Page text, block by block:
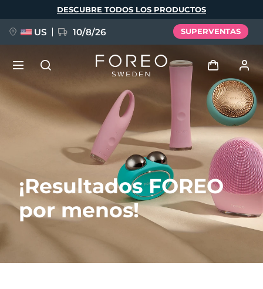
¡Resultados FOREO
por menos!
DESCUBRE TODOS LOS PRODUCTOS
US 10/8/26 SUPERVENTAS
Iniciar sesión
Perfil de usuario
Mis dispositivos
Mis pedidos
Mis direcciones
Mis suscripciones
NUEVO
FAQ™ Pure Beauty-Tech Elixir
BREAKING NEWS
Idioma
Deutsch
Español
Français
Italiano
Português
Svenska
Русский
Türkçe
繁體中文
País de envío